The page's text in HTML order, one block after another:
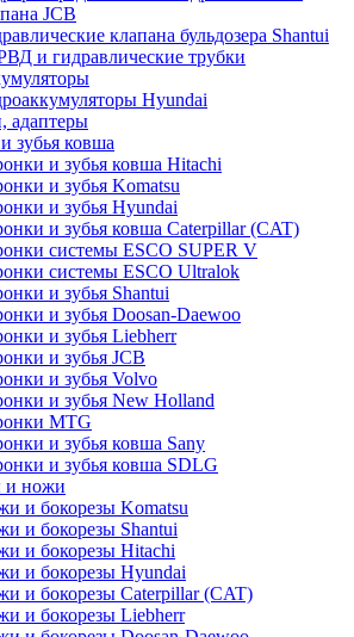
JCB
клапана бульдозера Shantui
и гидравлические трубки
Hyundai
адаптеры
зубья ковша
и зубья ковша Hitachi
и зубья Komatsu
и зубья Hyundai
и зубья ковша Caterpillar (CAT)
системы ESCO SUPER V
системы ESCO Ultralok
и зубья Shantui
и зубья Doosan-Daewoo
и зубья Liebherr
и зубья JCB
и зубья Volvo
и зубья New Holland
MTG
и зубья ковша Sany
и зубья ковша SDLG
и ножи
и бокорезы Komatsu
и бокорезы Shantui
и бокорезы Hitachi
и бокорезы Hyundai
и бокорезы Caterpillar (CAT)
и бокорезы Liebherr